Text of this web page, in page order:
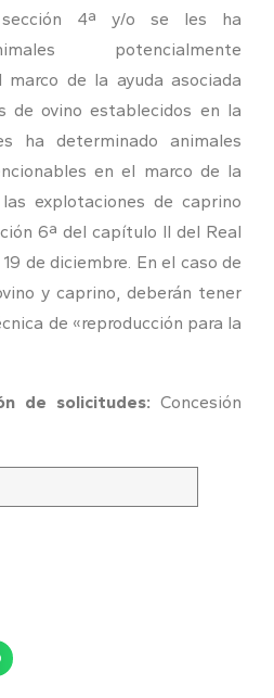
4ª y/o se les ha
potencialmente
marco de la ayuda asociada
de ovino establecidos en la
ha determinado animales
en el marco de la
explotaciones de caprino
6ª del capítulo II del Real
de diciembre. En el caso de
y caprino, deberán tener
de «reproducción para la
de solicitudes: Concesión